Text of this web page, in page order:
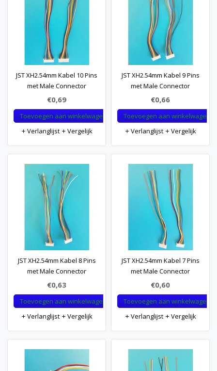
JST XH2.54mm Kabel 10 Pins
met Male Connector
€0,69
Toevoegen aan winkelwagen
Verlanglijst
Vergelijk
JST XH2.54mm Kabel 9 Pins
met Male Connector
€0,66
Toevoegen aan winkelwagen
Verlanglijst
Vergelijk
JST XH2.54mm Kabel 8 Pins
met Male Connector
€0,63
Toevoegen aan winkelwagen
Verlanglijst
Vergelijk
JST XH2.54mm Kabel 7 Pins
met Male Connector
€0,60
Toevoegen aan winkelwagen
Verlanglijst
Vergelijk